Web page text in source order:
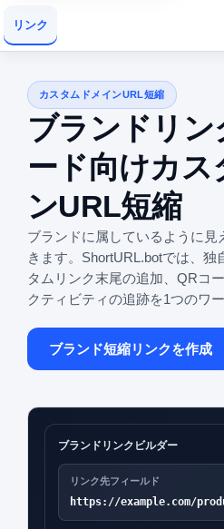
リンク
カスタムドメインURL短縮
ブランドリン
ード向けカス
ンURL短縮
ブランドに属しているように見
きます。ShortURL.botでは、独
タムリンク末尾の追加、QRコ
クティビティの追跡を1つのワ
ブランド短縮リンクを作成
ブランドリンクビルダー
リンク先フィールド
https://example.com/